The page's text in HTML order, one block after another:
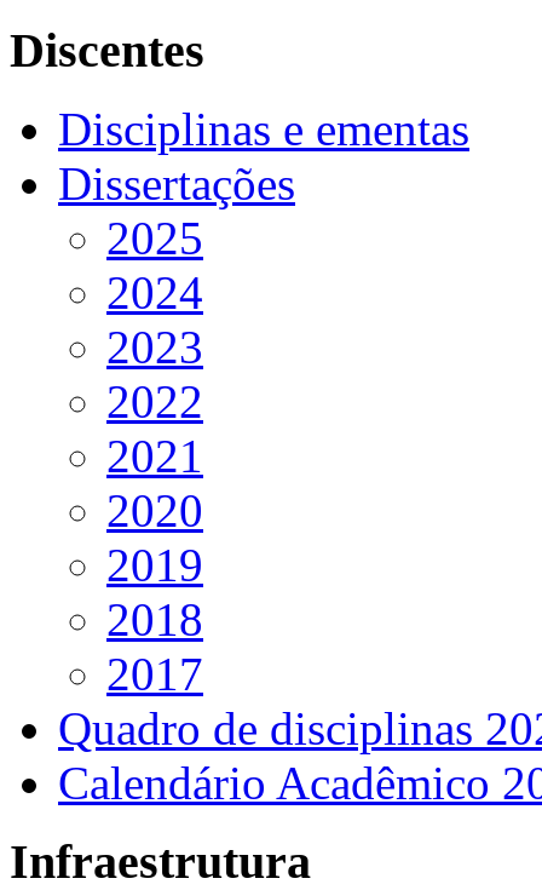
Discentes
Disciplinas e ementas
Dissertações
2025
2024
2023
2022
2021
2020
2019
2018
2017
Quadro de disciplinas
Calendário Acadêmico
Infraestrutura